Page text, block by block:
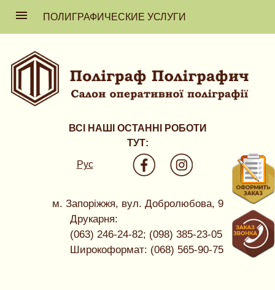
ПОЛИГРАФИЧЕСКИЕ УСЛУГИ
ВСІ НАШІ ОСТАННІ РОБОТИ
ТУТ:
Рус
м. Запоріжжя, вул. Добролюбова, 9
Друкарня:
(063) 246-24-82; (098) 385-23-05
Широкоформат: (068) 565-90-75